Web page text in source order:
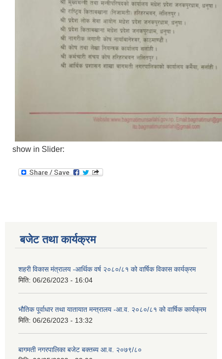
show in Slider:
बजेट तथा कार्यक्रम
शहरी विकास मंत्रालय -आर्थिक वर्ष २०८०/८१ को वार्षिक विकास कार्यक्रम
मिति: 06/26/2023 - 16:04
भौतिक पूर्वाधार तथा यातायात मन्त्रालय -आ.व. २०८०/८१ को वार्षिक कार्यक्रम
मिति: 06/26/2023 - 13:32
बागमती नगरपालिका बजेट बक्तब्य आ.व. २०७९/८०